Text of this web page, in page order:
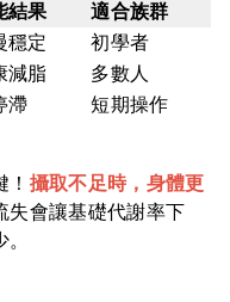
結果
適合族群
穩定
初學者
減脂
多數人
滯 短期操作
攝取不足時，身體更
失會讓基礎代謝率下